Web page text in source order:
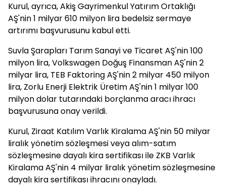
Kurul, ayrıca, Akiş Gayrimenkul Yatırım Ortaklığı
AŞ'nin 1 milyar 610 milyon lira bedelsiz sermaye
artırımı başvurusunu kabul etti.
Suvla Şarapları Tarım Sanayi ve Ticaret AŞ'nin 100
milyon lira, Volkswagen Doğuş Finansman AŞ'nin 2
milyar lira, TEB Faktoring AŞ'nin 2 milyar 450 milyon
lira, Zorlu Enerji Elektrik Üretim AŞ'nin 1 milyar 100
milyon dolar tutarındaki borçlanma aracı ihracı
başvurusuna onay verildi.
Kurul, Ziraat Katılım Varlık Kiralama AŞ'nin 50 milyar
liralık yönetim sözleşmesi veya alım-satım
sözleşmesine dayalı kira sertifikası ile ZKB Varlık
Kiralama AŞ'nin 4 milyar liralık yönetim sözleşmesine
dayalı kira sertifikası ihracını onayladı.